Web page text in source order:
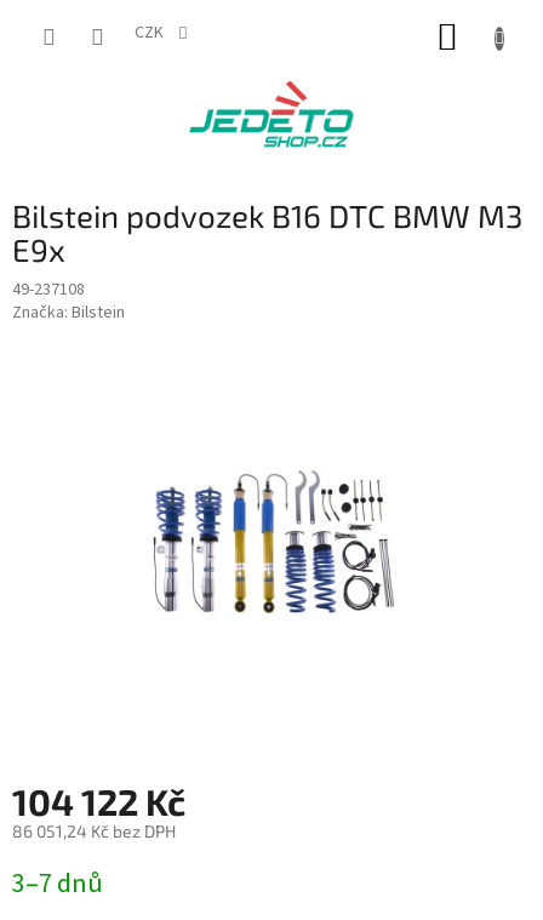
CZK
Bilstein podvozek B16 DTC BMW M3
E9x
49-237108
Značka: Bilstein
104 122 Kč
86 051,24 Kč bez DPH
cena:
3–7 dnů